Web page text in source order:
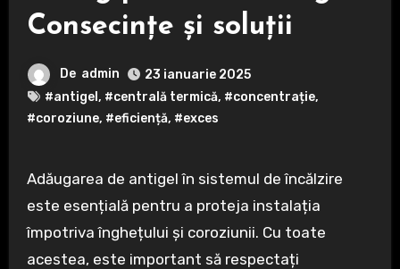
Consecințe și soluții
De admin
23 ianuarie 2025
#antigel , #centrală termică, #concentrație,
#coroziune, #eficiență, #exces
Adăugarea de antigel în sistemul de încălzire
este esențială pentru a proteja instalația
împotriva înghețului și coroziunii. Cu toate
acestea, este important să respectați